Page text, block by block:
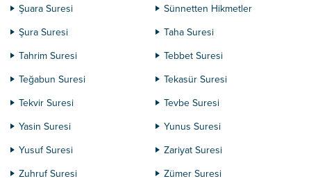
Şuara Suresi
Sünnetten Hikmetler
Şura Suresi
Taha Suresi
Tahrim Suresi
Tebbet Suresi
Teğabun Suresi
Tekasür Suresi
Tekvir Suresi
Tevbe Suresi
Yasin Suresi
Yunus Suresi
Yusuf Suresi
Zariyat Suresi
Zuhruf Suresi
Zümer Suresi